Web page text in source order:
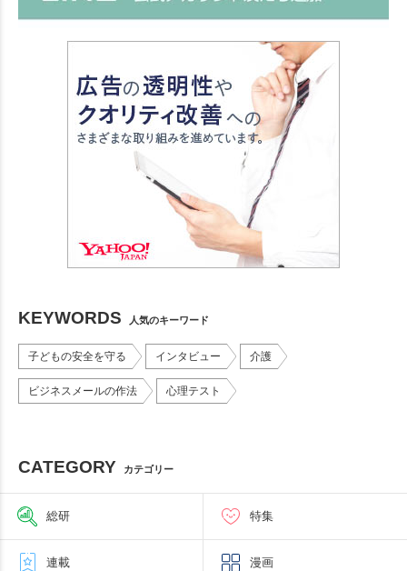
KEYWORDS 人気のキーワード
子どもの安全を守る インタビュー 介護
ビジネスメールの作法 心理テスト
CATEGORY カテゴリー
総研 特集
連載 漫画